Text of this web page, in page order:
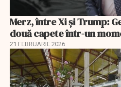
Merz, între Xi și Trump:
două capete într-un
21 FEBRUARIE 2026